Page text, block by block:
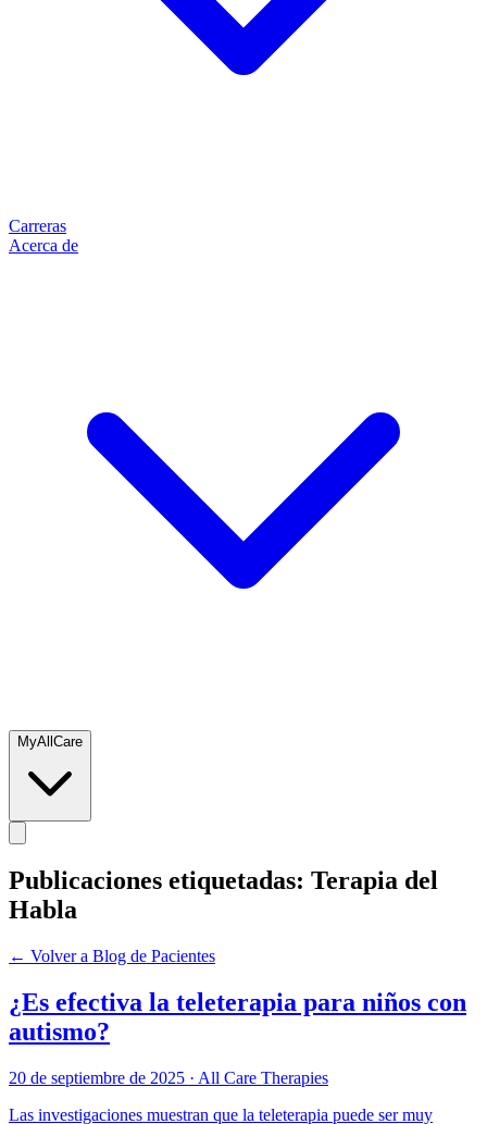
Carreras
Acerca de
MyAllCare
Publicaciones etiquetadas: Terapia del
Habla
← Volver a Blog de Pacientes
¿Es efectiva la teleterapia para niños con
autismo?
20 de septiembre de 2025 · All Care Therapies
Las investigaciones muestran que la teleterapia puede ser muy